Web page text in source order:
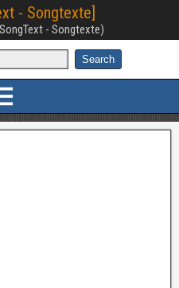
- Songtexte]
- Songtexte)